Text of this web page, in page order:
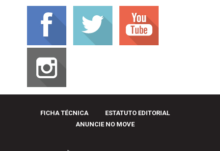
FICHA TÉCNICA
ESTATUTO EDITORIAL
ANUNCIE NO MOVE